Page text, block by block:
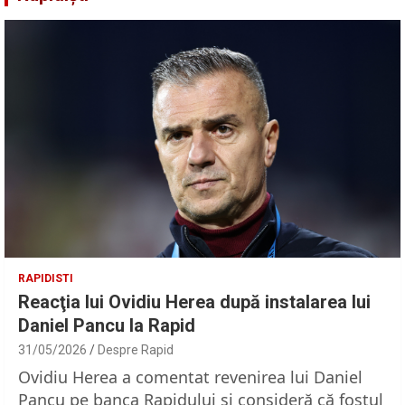
RAPIDISTI
Reacţia lui Ovidiu Herea după instalarea lui
Daniel Pancu la Rapid
31/05/2026 Despre Rapid
Ovidiu Herea a comentat revenirea lui Daniel
Pancu pe banca Rapidului şi consideră că fostul